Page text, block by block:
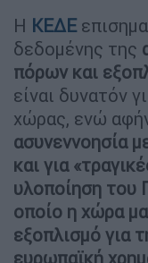
Η ΚΕΔΕ
δεδομένης της
πόρων και
είναι δυνατόν
χώρας, ενώ
ασυνεννοησία
και για
υλοποίηση του
οποίο η χώρα
εξοπλισμό για
ευρωπαϊκή